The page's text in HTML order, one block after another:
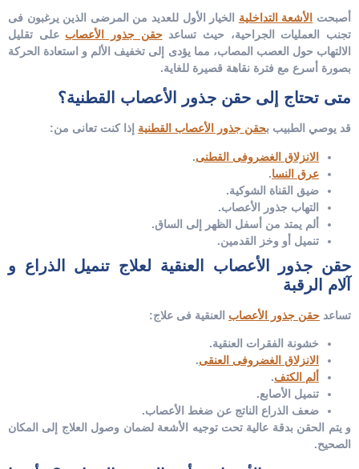
أصبحت الأشعة التداخلية الخيار الأول للعديد من المرضى الذين يرغبون فى
تجنب العمليات الجراحية، حيث تساعدحقن جذور الأعصاب على تقليل
الالتهاب حول العصب المصاب، مما يؤدى إلى تخفيف الألم و استعادة الحركة
بصورة أسرع مع فترة نقاهة قصيرة للغاية.
متى تحتاج إلى حقن جذور الأعصاب القطنية؟
قد يوصي الطبيب بحقن جذور الأعصاب القطنية إذا كنت تعانى من:
الانزلاق الغضروفى القطنى.
عرق النسا.
ضيق القناة الشوكية.
التهاب جذور الأعصاب.
ألم يمتد من أسفل الظهر إلى الساق.
تنميل أو وخز القدمين.
حقن جذور الأعصاب العنقية لعلاج تنميل الذراع و
آلام الرقبة
تساعد حقن جذور الأعصاب العنقية فى علاج:
خشونة الفقرات العنقية.
الانزلاق الغضروفى العنقى.
ألم الكتف.
تنميل الأصابع.
ضعف الذراع الناتج عن ضغط الأعصاب.
و يتم الحقن بدقة عالية تحت توجيه الأشعة لضمان وصول العلاج إلى المكان
الصحيح.